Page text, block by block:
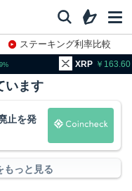
ステーキング利率比較
います
止を発
もっと見る